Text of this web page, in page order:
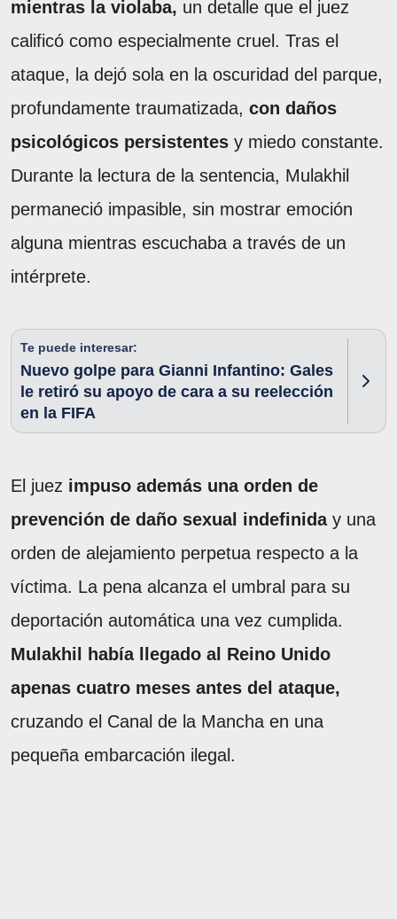
mientras la violaba, un detalle que el juez
calificó como especialmente cruel. Tras el
ataque, la dejó sola en la oscuridad del parque,
profundamente traumatizada, con daños
psicológicos persistentes y miedo constante.
Durante la lectura de la sentencia, Mulakhil
permaneció impasible, sin mostrar emoción
alguna mientras escuchaba a través de un
intérprete.
Te puede interesar:
Nuevo golpe para Gianni Infantino: Gales
le retiró su apoyo de cara a su reelección
en la FIFA
El juez impuso además una orden de
prevención de daño sexual indefiniday una
orden de alejamiento perpetua respecto a la
víctima. La pena alcanza el umbral para su
deportación automática una vez cumplida.
Mulakhil había llegado al Reino Unido
apenas cuatro meses antes del ataque,
cruzando el Canal de la Mancha en una
pequeña embarcación ilegal.